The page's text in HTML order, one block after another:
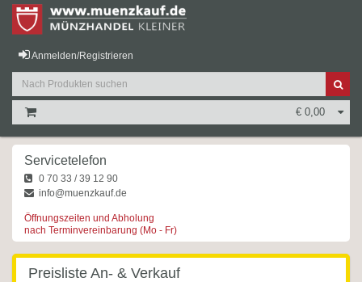
Anmelden/Registrieren
€ 0,00
Servicetelefon
0 70 33 / 39 12 90
info@muenzkauf.de
Öffnungszeiten und Abholung
nach Terminvereinbarung (Mo - Fr)
Preisliste An- & Verkauf